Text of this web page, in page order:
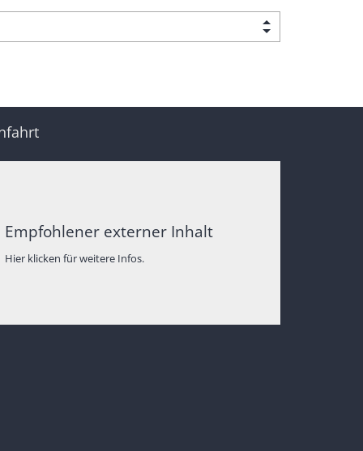
Empfohlener externer Inhalt
Hier klicken für weitere Infos.